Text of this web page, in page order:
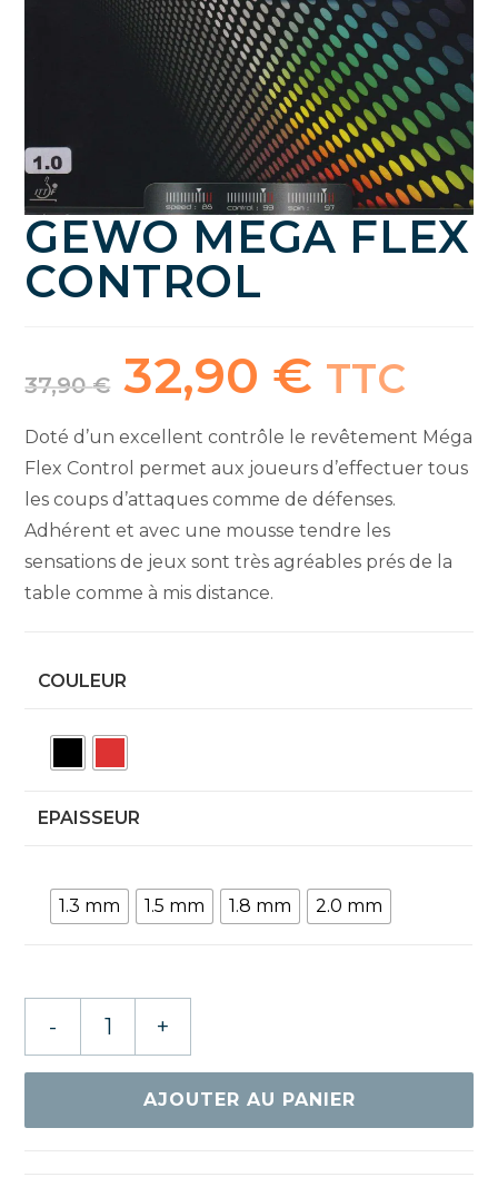
GEWO MEGA FLEX
CONTROL
37,90€
Le
prix
initial
32,90 € prix
TTC
Doté d’un excellent contrôle le revêtement Méga
Flex Control permet aux joueurs d’effectuer tous
les coups d’attaques comme de défenses.
Adhérent et avec une mousse tendre les
sensations de jeux sont très agréables prés de la
table comme à mis distance.
COULEUR
EPAISSEUR
1.3 mm 1.5 mm 1.8 mm 2.0 mm
- +
AJOUTER AU PANIER